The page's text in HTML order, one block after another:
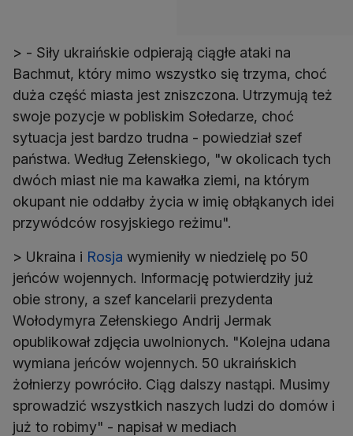
> - Siły ukraińskie odpierają ciągłe ataki na
Bachmut, który mimo wszystko się trzyma, choć
duża część miasta jest zniszczona. Utrzymują też
swoje pozycje w pobliskim Sołedarze, choć
sytuacja jest bardzo trudna - powiedział szef
państwa. Według Zełenskiego, "w okolicach tych
dwóch miast nie ma kawałka ziemi, na którym
okupant nie oddałby życia w imię obłąkanych idei
przywódców rosyjskiego reżimu".
> Ukraina i Rosja wymieniły w niedzielę po 50
jeńców wojennych. Informację potwierdziły już
obie strony, a szef kancelarii prezydenta
Wołodymyra Zełenskiego Andrij Jermak
opublikował zdjęcia uwolnionych. "Kolejna udana
wymiana jeńców wojennych. 50 ukraińskich
żołnierzy powróciło. Ciąg dalszy nastąpi. Musimy
sprowadzić wszystkich naszych ludzi do domów i
już to robimy" - napisał w mediach